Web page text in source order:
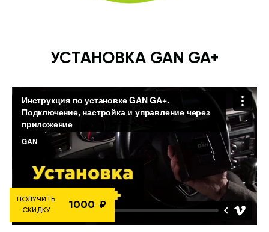
УСТАНОВКА GAN GA+
ПОЛУЧИТЬ
СКИДКУ
1000